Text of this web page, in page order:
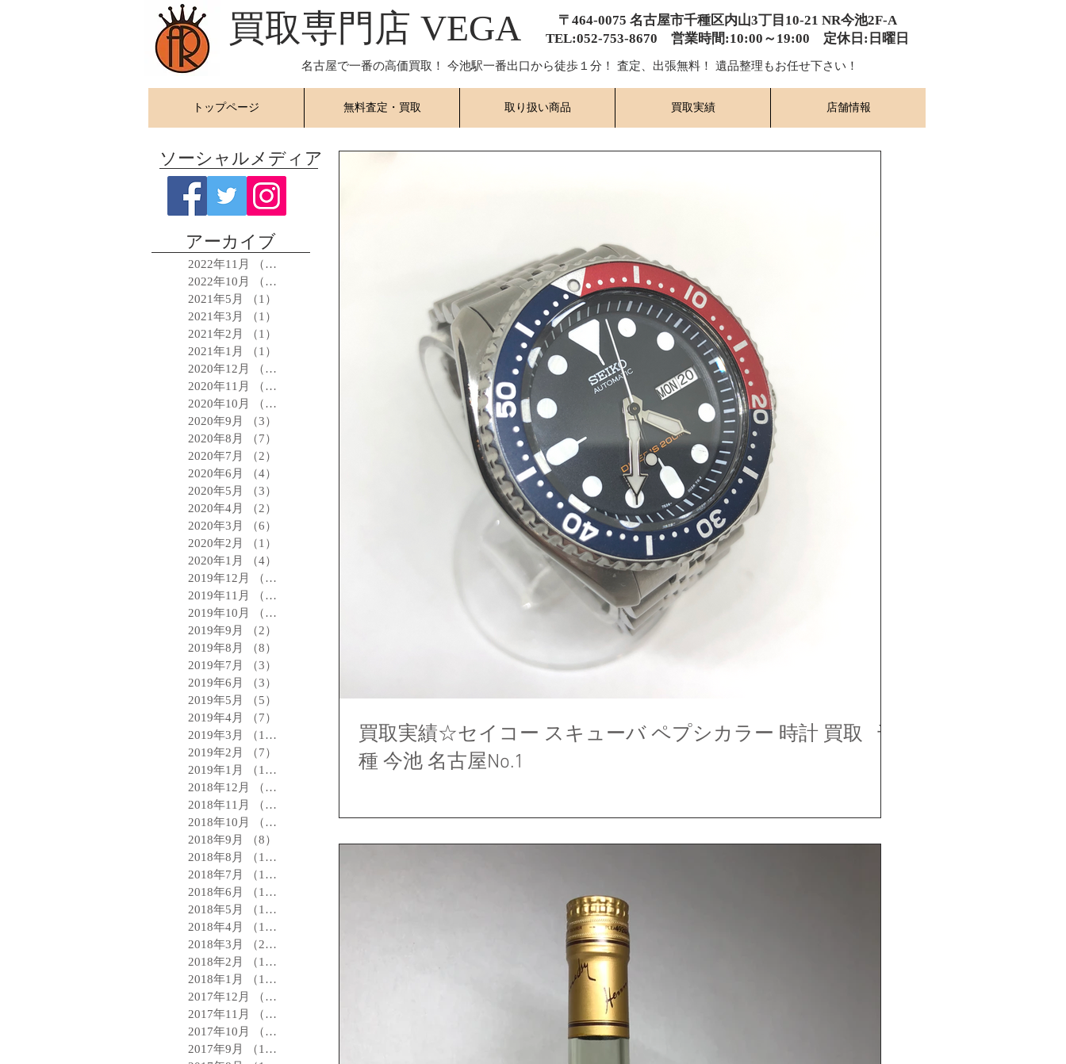
​買取専門店 VEGA 〒464-0075 名古屋市千種区内山3丁目10-21 ​ NR今池2F-A​
TEL:052-753-8670 営業時間:10:00～19:00​ 定休日:日曜日
名古屋で一番の高価買取！ 今池駅一番出口から徒歩１分！ 査定、出張無料！​ 遺品整理もお任せ下さい！
ソーシャルメディア
買取実績☆セイコー スキューバ ペプシカラー 時計 買取 千
種 今池 名古屋No.1
アーカイブ
2022年11月 （5）
2022年10月
（1）
2021年5月
（1）
2021年3月
（1）
2021年2月
（1）
2021年1月
（1）
2020年12月
（2）
2020年11月
（3）
2020年10月
（1）
2020年9月
（3）
2020年8月
（7）
2020年7月
（2）
2020年6月
（4）
2020年5月
（3）
2020年4月
（2）
2020年3月
（6）
2020年2月
（1）
2020年1月
（4）
2019年12月
（3）
2019年11月
（4）
2019年10月
（2）
2019年9月
（2）
2019年8月
（8）
2019年7月
（3）
2019年6月
（3）
2019年5月
（5）
2019年4月
（7）
2019年3月
（11）
2019年2月
（7）
2019年1月
（11）
2018年12月
（8）
2018年11月
（9）
2018年10月
（11）
11件の記事
2018年9月
（8）
2018年8月
（16）
2018年7月
（18）
2018年6月
（14）
2018年5月
（15）
2018年4月
（13）
2018年3月
（21）
2018年2月
（19）
2018年1月
（16）
2017年12月
（15）
2017年11月
（18）
2017年10月
（20）
2017年9月
（13）
トップページ 無料査定・買取 取り扱い商品 買取実績 店舗情報